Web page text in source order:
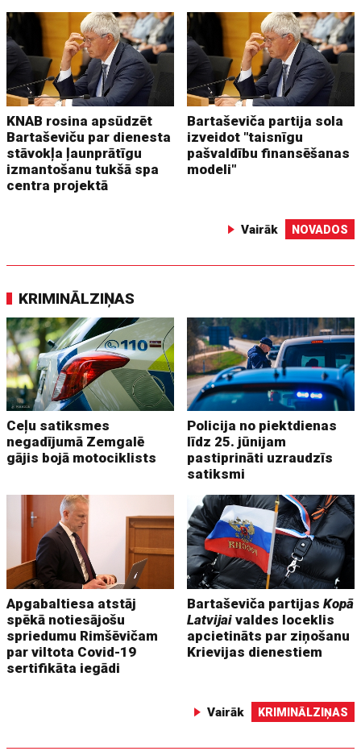
KNAB rosina apsūdzēt
Bartaševiču par dienesta
stāvokļa ļaunprātīgu
izmantošanu tukšā spa
centra projektā
Bartaševiča partija sola
izveidot "taisnīgu
pašvaldību finansēšanas
modeli"
Vairāk NOVADOS
KRIMINĀLZIŅAS
Ceļu satiksmes
negadījumā Zemgalē
gājis bojā motociklists
Policija no piektdienas
līdz 25. jūnijam
pastiprināti uzraudzīs
satiksmi
Apgabaltiesa atstāj
spēkā notiesājošu
spriedumu Rimšēvičam
par viltota Covid-19
sertifikāta iegādi
Bartaševiča partijasKopā
Latvijai valdes loceklis
apcietināts par ziņošanu
Krievijas dienestiem
Vairāk KRIMINĀLZIŅAS